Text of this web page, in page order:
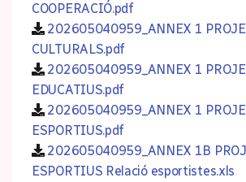
COOPERACIÓ.pdf
202605040959_ANNEX 1
CULTURALS.pdf
202605040959_ANNEX 1
EDUCATIUS.pdf
202605040959_ANNEX 1
ESPORTIUS.pdf
202605040959_ANNEX 1B
ESPORTIUS Relació esportistes.xls